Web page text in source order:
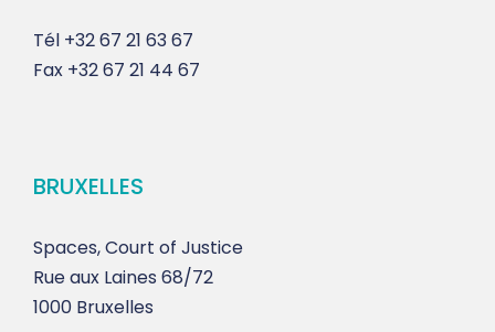
Tél +32 67 21 63 67
Fax +32 67 21 44 67
BRUXELLES
Spaces, Court of Justice
Rue aux Laines 68/72
1000 Bruxelles